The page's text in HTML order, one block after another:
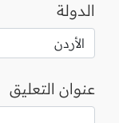
الدولة
عنوان التعليق